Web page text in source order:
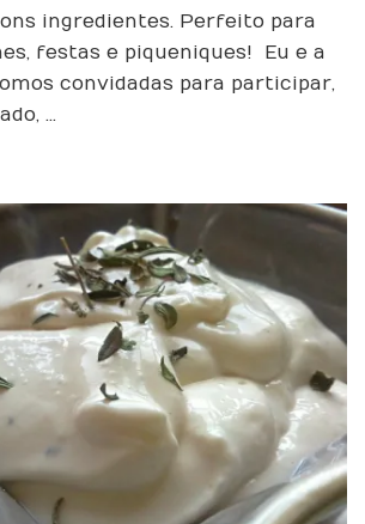
ingredientes. Perfeito para
festas e piqueniques! Eu e a
convidadas para participar,
…